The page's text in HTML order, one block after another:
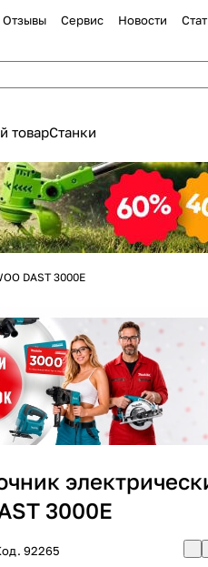
Отзывы Сервис Новости
товарСтанки
DAST 3000E
3000E
92265